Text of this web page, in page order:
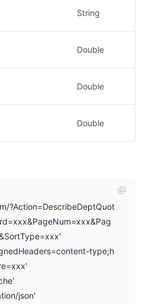
String
Double
Double
Double
?Action=DescribeDeptQuot
type;h
json'